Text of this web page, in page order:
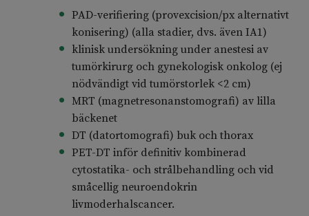
PAD-verifiering (provexcision/px alternativt
konisering) (alla stadier, dvs. även IA1)
klinisk undersökning under anestesi av
tumörkirurg och gynekologisk onkolog (ej
nödvändigt vid tumörstorlek <2 cm)
MRT (magnetresonanstomografi) av lilla
bäckenet
DT (datortomografi) buk och thorax
PET-DT inför definitiv kombinerad
cytostatika- och strålbehandling och vid
småcellig neuroendokrin
livmoderhalscancer.